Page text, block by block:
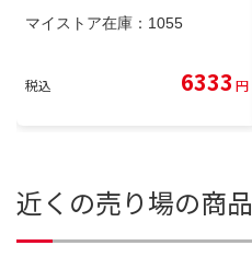
マイストア在庫： 1055
税込 6333 円
近くの売り場の商品